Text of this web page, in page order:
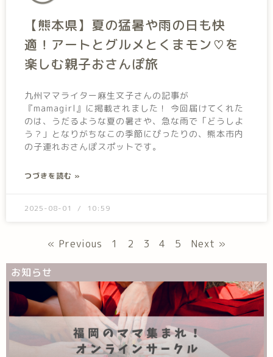
【熊本県】夏の猛暑や雨の日も快
適！アートとグルメとくまモン♡を
楽しむ親子おさんぽ旅
九州ママライター麻生文子さんの記事が
『mamagirl』に掲載されました！ 今回届けてくれた
のは、うだるような夏の暑さや、急な雨で「どうしよ
う？」となりがちなこの季節にぴったりの、熊本市内
の子連れおさんぽスポットです。
つづきを読む »
2025-08-01 10:59
« Previous 1 2 3 4 5 Next »
お知らせ